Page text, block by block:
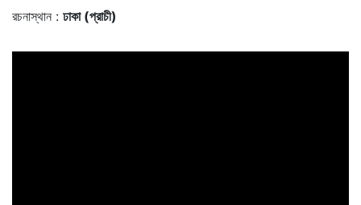
রচনাস্থান : ঢাকা (প্রাচী)